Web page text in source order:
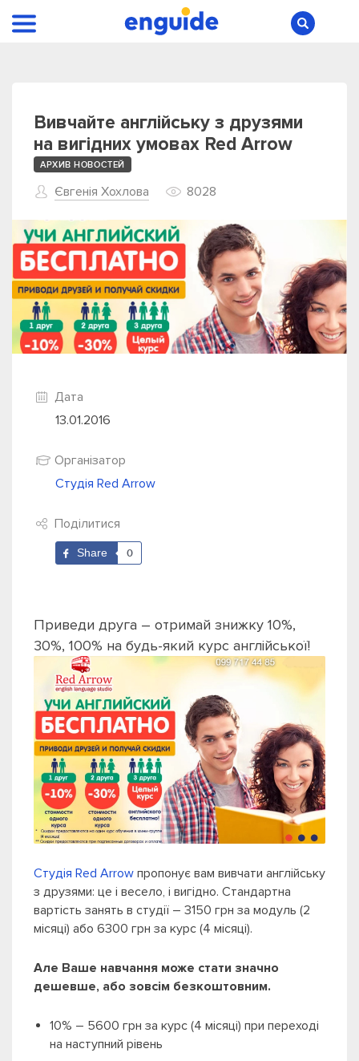
Вивчайте англійську з друзями
на вигідних умовах Red Arrow
АРХИВ НОВОСТЕЙ
Євгенія Хохлова 8028
Дата
13.01.2016
Організатор
Студія Red Arrow
Поділитися
Share 0
Приведи друга – отримай знижку 10%,
30%, 100% на будь-який курс англійської!
Студія Red Arrow пропонує вам вивчати англійську
з друзями: це і весело, і вигідно. Стандартна
вартість занять в студії – 3150 грн за модуль (2
місяці) або 6300 грн за курс (4 місяці).
Але Ваше навчання може стати значно
дешевше, або зовсім безкоштовним.
10% – 5600 грн за курс (4 місяці) при переході
на наступний рівень